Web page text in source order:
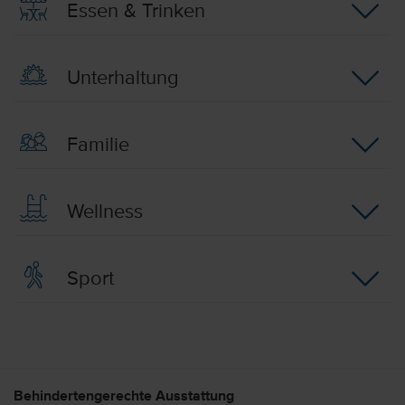
Essen & Trinken
Unterhaltung
Familie
Wellness
Sport
Behindertengerechte Ausstattung